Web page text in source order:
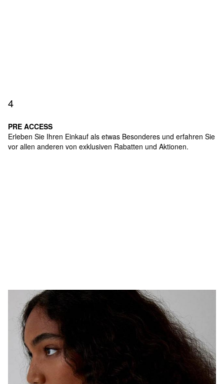
4
PRE ACCESS
Erleben Sie Ihren Einkauf als etwas Besonderes und erfahren Sie
vor allen anderen von exklusiven Rabatten und Aktionen.